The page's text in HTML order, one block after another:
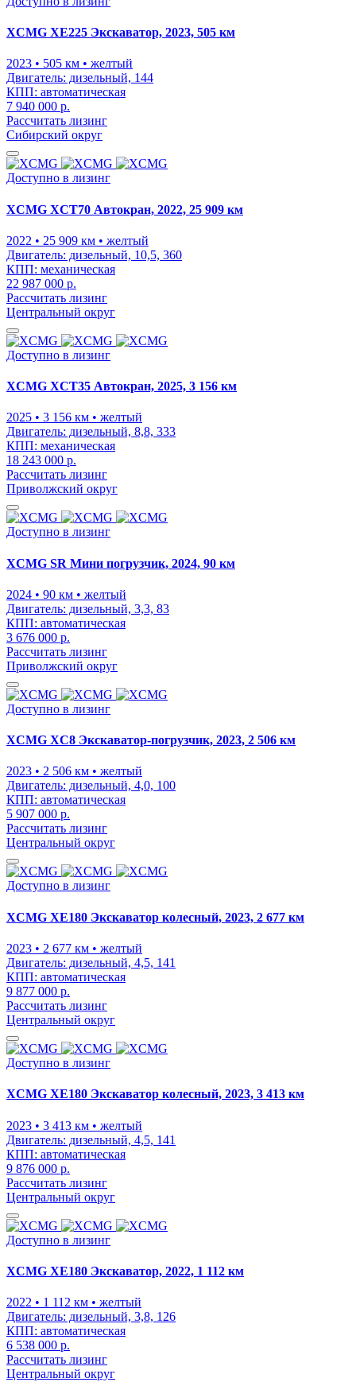
XCMG XE225 Экскаватор, 2023, 505 км
2023 • 505 км • желтый
Двигатель: дизельный, 144
КПП: автоматическая
7 940 000 р.
Рассчитать лизинг
Сибирский округ
Доступно в лизинг
XCMG XCT70 Автокран, 2022, 25 909 км
2022 • 25 909 км • желтый
Двигатель: дизельный, 10,5, 360
КПП: механическая
22 987 000 р.
Рассчитать лизинг
Центральный округ
Доступно в лизинг
XCMG XCT35 Автокран, 2025, 3 156 км
2025 • 3 156 км • желтый
Двигатель: дизельный, 8,8, 333
КПП: механическая
18 243 000 р.
Рассчитать лизинг
Приволжский округ
Доступно в лизинг
XCMG SR Мини погрузчик, 2024, 90 км
2024 • 90 км • желтый
Двигатель: дизельный, 3,3, 83
КПП: автоматическая
3 676 000 р.
Рассчитать лизинг
Приволжский округ
Доступно в лизинг
XCMG XC8 Экскаватор-погрузчик, 2023, 2 506 км
2023 • 2 506 км • желтый
Двигатель: дизельный, 4,0, 100
КПП: автоматическая
5 907 000 р.
Рассчитать лизинг
Центральный округ
Доступно в лизинг
XCMG XE180 Экскаватор колесный, 2023, 2 677 км
2023 • 2 677 км • желтый
Двигатель: дизельный, 4,5, 141
КПП: автоматическая
9 877 000 р.
Рассчитать лизинг
Центральный округ
Доступно в лизинг
XCMG XE180 Экскаватор колесный, 2023, 3 413 км
2023 • 3 413 км • желтый
Двигатель: дизельный, 4,5, 141
КПП: автоматическая
9 876 000 р.
Рассчитать лизинг
Центральный округ
Доступно в лизинг
XCMG XE180 Экскаватор, 2022, 1 112 км
2022 • 1 112 км • желтый
Двигатель: дизельный, 3,8, 126
КПП: автоматическая
6 538 000 р.
Рассчитать лизинг
Центральный округ